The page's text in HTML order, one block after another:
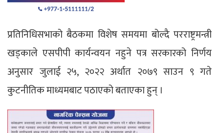
प्रतिनिधिसभाको बैठकमा विशेष समयमा बोल्दै परराष्ट्रमन्त्री
खड्काले एसपीपी कार्यन्वयन नहुने पत्र सरकारको निर्णय
अनुसार जुलाई २५, २०२२ अर्थात २०७९ साउन ९ गते
कुटनीतिक माध्यमबाट पठाएको बताएका हुन् ।